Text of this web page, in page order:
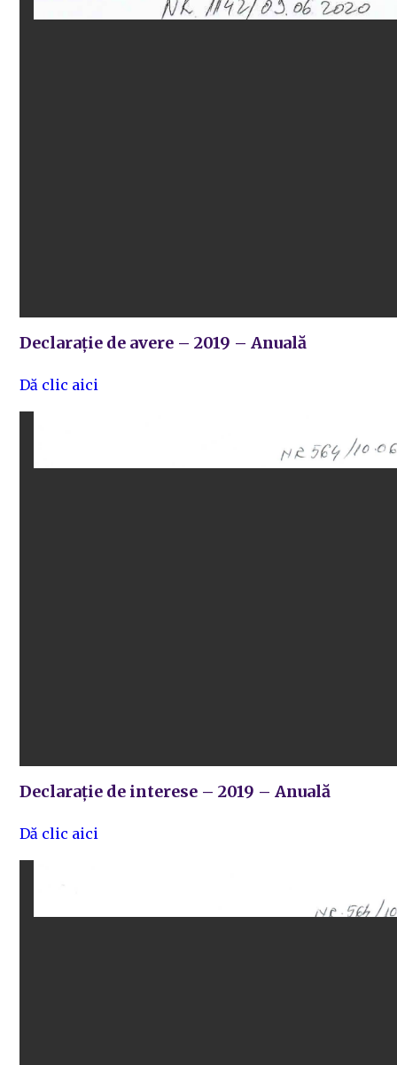
Declarație de avere – 2019 – Anuală
Dă clic aici
Declarație de interese – 2019 – Anuală
Dă clic aici